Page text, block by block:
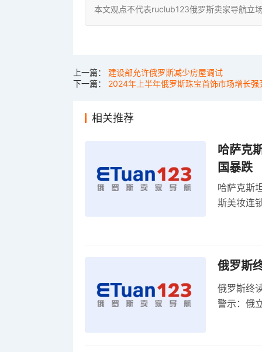
本文观点不代表ruclub123俄罗斯卖家导航立
上一篇： 建设部允许俄罗斯减少房屋调试
下一篇： 2024年上半年俄罗斯珠宝首饰市场增长强
相关推荐
哈萨克
国暴跌
哈萨克斯
斯美妆连
俄罗斯
俄罗斯终
警示：俄